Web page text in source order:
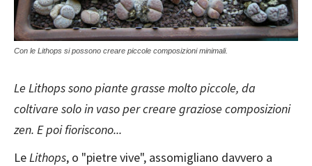
Con le Lithops si possono creare piccole composizioni minimali.
Le Lithops sono piante grasse molto piccole, da
coltivare solo in vaso per creare graziose composizioni
zen. E poi fioriscono...
Le Lithops, o "pietre vive", assomigliano davvero a